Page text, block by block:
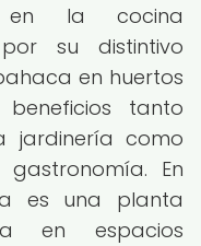
en la cocina
su distintivo
en huertos
tanto
jardinería como
En
es una planta
en espacios